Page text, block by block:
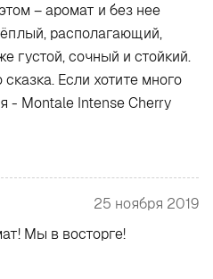
– аромат и без нее
располагающий,
густой, сочный и стойкий.
Если хотите много
- Montale Intense Cherry
25 ноября 2019
Мы в восторге!